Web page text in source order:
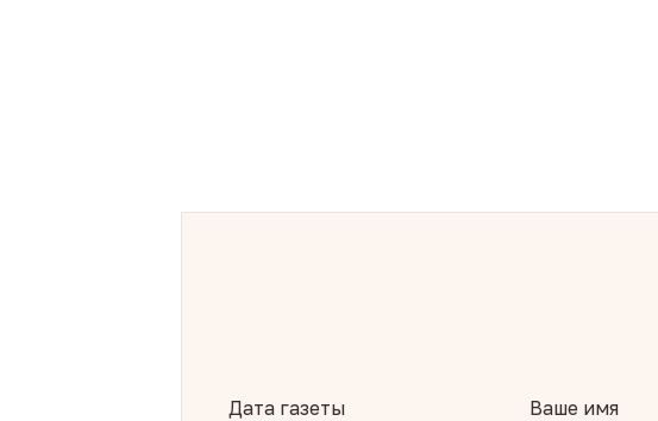
Дата газеты Ваше имя